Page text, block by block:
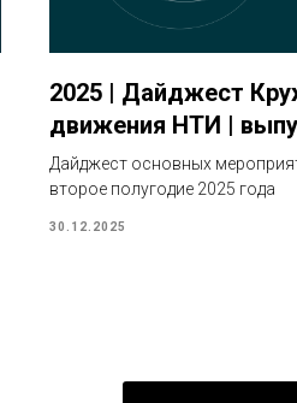
2025 | Дайджест
движения НТИ |
Дайджест основных
второе полугодие 2025 года
30.12.2025